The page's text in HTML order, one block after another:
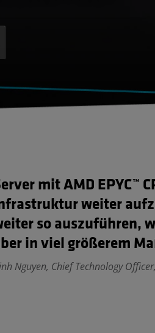
mit AMD EPYC™
weiter
so auszuführen,
in viel größerem
Nguyen, Chief Technology